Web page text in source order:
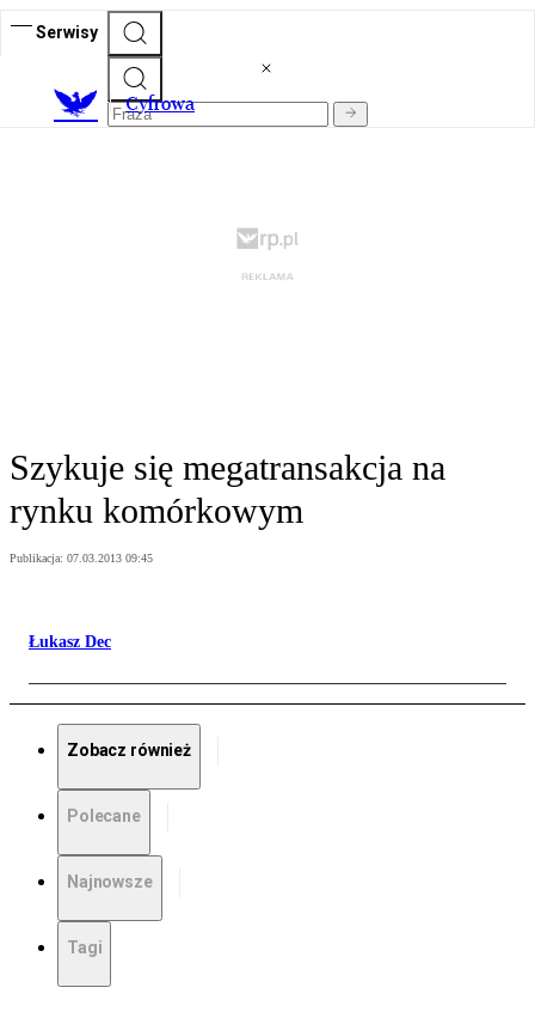
Serwisy
Cyfrowa
Szykuje się megatransakcja na
rynku komórkowym
Publikacja: 07.03.2013 09:45
Łukasz Dec
Zobacz również
Polecane
Najnowsze
Tagi